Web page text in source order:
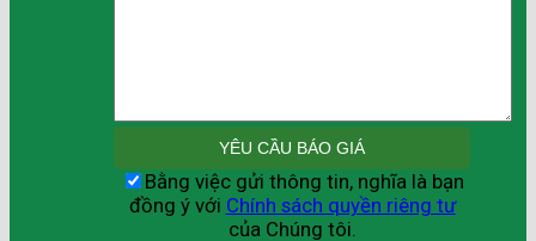
Bằng việc gửi thông tin, nghĩa là bạn
đồng ý với Chính sách quyền riêng tư
của Chúng tôi.